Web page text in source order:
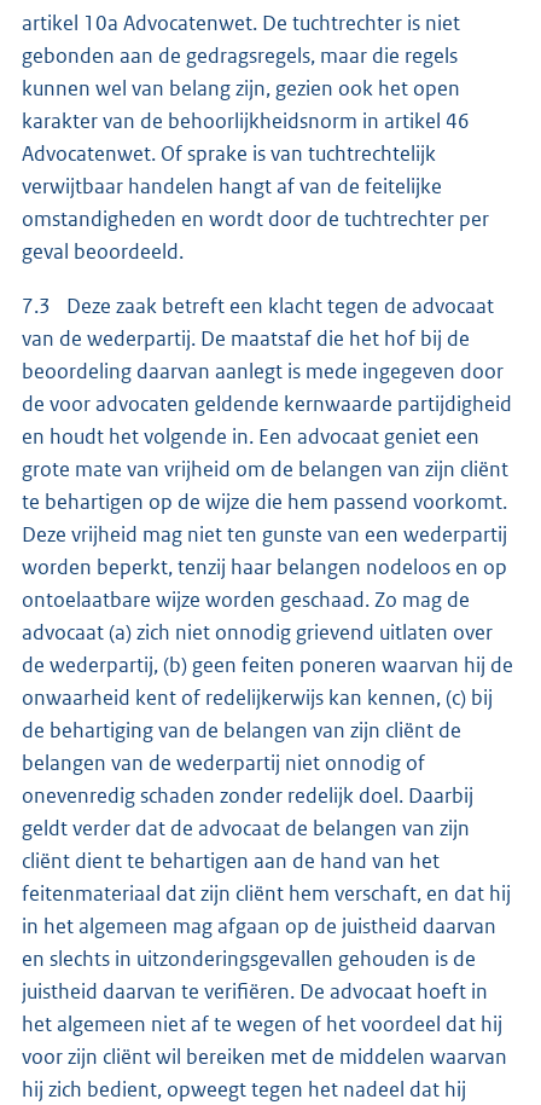
artikel 10a Advocatenwet. De tuchtrechter is niet
gebonden aan de gedragsregels, maar die regels
kunnen wel van belang zijn, gezien ook het open
karakter van de behoorlijkheidsnorm in artikel 46
Advocatenwet. Of sprake is van tuchtrechtelijk
verwijtbaar handelen hangt af van de feitelijke
omstandigheden en wordt door de tuchtrechter per
geval beoordeeld.
7.3 Deze zaak betreft een klacht tegen de advocaat
van de wederpartij. De maatstaf die het hof bij de
beoordeling daarvan aanlegt is mede ingegeven door
de voor advocaten geldende kernwaarde partijdigheid
en houdt het volgende in. Een advocaat geniet een
grote mate van vrijheid om de belangen van zijn cliënt
te behartigen op de wijze die hem passend voorkomt.
Deze vrijheid mag niet ten gunste van een wederpartij
worden beperkt, tenzij haar belangen nodeloos en op
ontoelaatbare wijze worden geschaad. Zo mag de
advocaat (a) zich niet onnodig grievend uitlaten over
de wederpartij, (b) geen feiten poneren waarvan hij de
onwaarheid kent of redelijkerwijs kan kennen, (c) bij
de behartiging van de belangen van zijn cliënt de
belangen van de wederpartij niet onnodig of
onevenredig schaden zonder redelijk doel. Daarbij
geldt verder dat de advocaat de belangen van zijn
cliënt dient te behartigen aan de hand van het
feitenmateriaal dat zijn cliënt hem verschaft, en dat hij
in het algemeen mag afgaan op de juistheid daarvan
en slechts in uitzonderingsgevallen gehouden is de
juistheid daarvan te verifiëren. De advocaat hoeft in
het algemeen niet af te wegen of het voordeel dat hij
voor zijn cliënt wil bereiken met de middelen waarvan
hij zich bedient, opweegt tegen het nadeel dat hij